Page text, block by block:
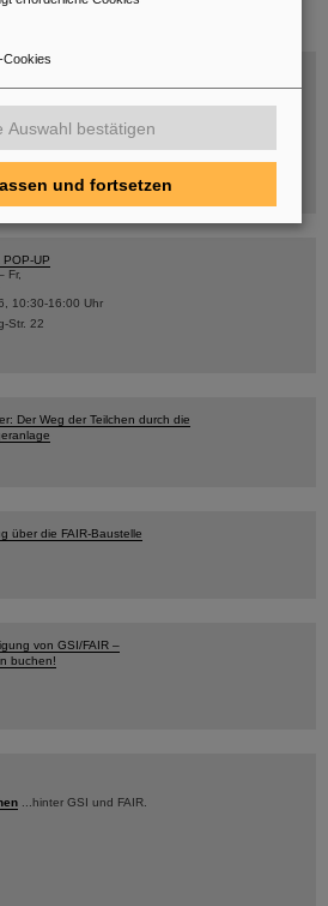
POP-UP
Fr,
10:30-16:00 Uhr
Str. 22
Der Weg der Teilchen durch die
über die FAIR-Baustelle
von GSI/FAIR –
buchen!
...hinter GSI und FAIR.
Cookies
Auswahl bestätigen
und fortsetzen